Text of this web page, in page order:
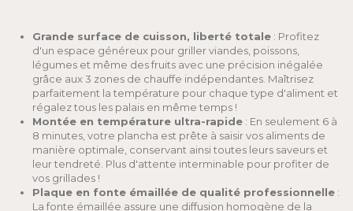
Grande surface de cuisson, liberté totale : Profitez
d'un espace généreux pour griller viandes, poissons,
légumes et même des fruits avec une précision inégalée
grâce aux 3 zones de chauffe indépendantes. Maîtrisez
parfaitement la température pour chaque type d'aliment et
régalez tous les palais en même temps !
Montée en température ultra-rapide : En seulement 6 à
8 minutes, votre plancha est prête à saisir vos aliments de
manière optimale, conservant ainsi toutes leurs saveurs et
leur tendreté. Plus d'attente interminable pour profiter de
vos grillades !
Plaque en fonte émaillée de qualité professionnelle :
La fonte émaillée assure une diffusion homogène de la